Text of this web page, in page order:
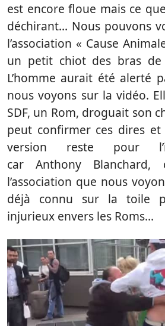
est encore floue mais ce
déchirant… Nous pouvons
l’association « Cause
un petit chiot des bras de
L’homme aurait été alerté
nous voyons sur la vidéo.
SDF, un Rom, droguait son
peut confirmer ces dires
version reste pour
car Anthony
l’association que nous
déjà connu sur la toile
injurieux envers les Roms…